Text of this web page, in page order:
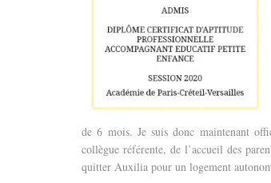
de 6 mois. Je suis donc maintenant
collègue référente, de l’accueil des
quitter Auxilia pour un logement